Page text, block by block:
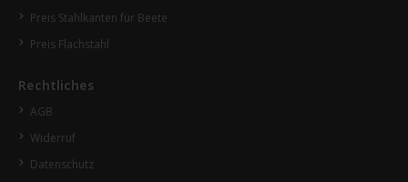
Preis Stahlkanten für Beete
Preis Flachstahl
Rechtliches
AGB
Widerruf
Datenschutz